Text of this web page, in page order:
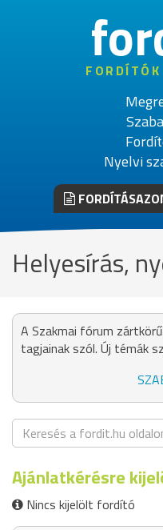
Nyelvi
Helyesírás,
A Szakmai fórum
tagjainak szól. Új témák
Ajánlatkérésre
Nincs kijelölt fordító